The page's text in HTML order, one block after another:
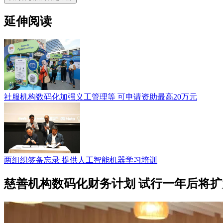
延伸阅读
社服机构数码化加强义工管理等 可申请资助最高20万元
两组织签备忘录 提供人工智能机器学习培训
慈善机构数码化财务计划 试行一年后将